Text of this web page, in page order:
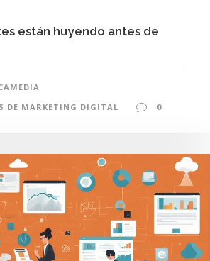
están huyendo antes de
DE MARKETING DIGITAL
0